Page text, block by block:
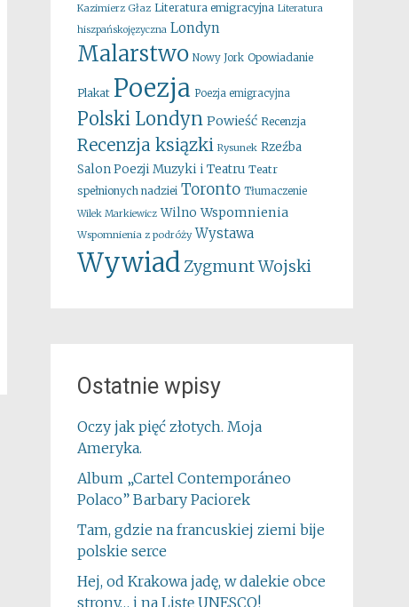
Kazimierz Głaz Literatura emigracyjna Literatura
hiszpańskojęzyczna Londyn
Malarstwo Nowy Jork Opowiadanie
Plakat Poezja Poezja emigracyjna
Polski Londyn Powieść Recenzja
Recenzja ksiązki Rysunek Rzeźba
Salon Poezji Muzyki i Teatru Teatr
spełnionych nadziei Toronto Tłumaczenie
Wilek Markiewicz Wilno Wspomnienia
Wspomnienia z podróży Wystawa
WywiadZygmunt Wojski
Ostatnie wpisy
Oczy jak pięć złotych. Moja
Ameryka.
Album „Cartel Contemporáneo
Polaco” Barbary Paciorek
Tam, gdzie na francuskiej ziemi bije
polskie serce
Hej, od Krakowa jadę, w dalekie obce
strony… i na Listę UNESCO!